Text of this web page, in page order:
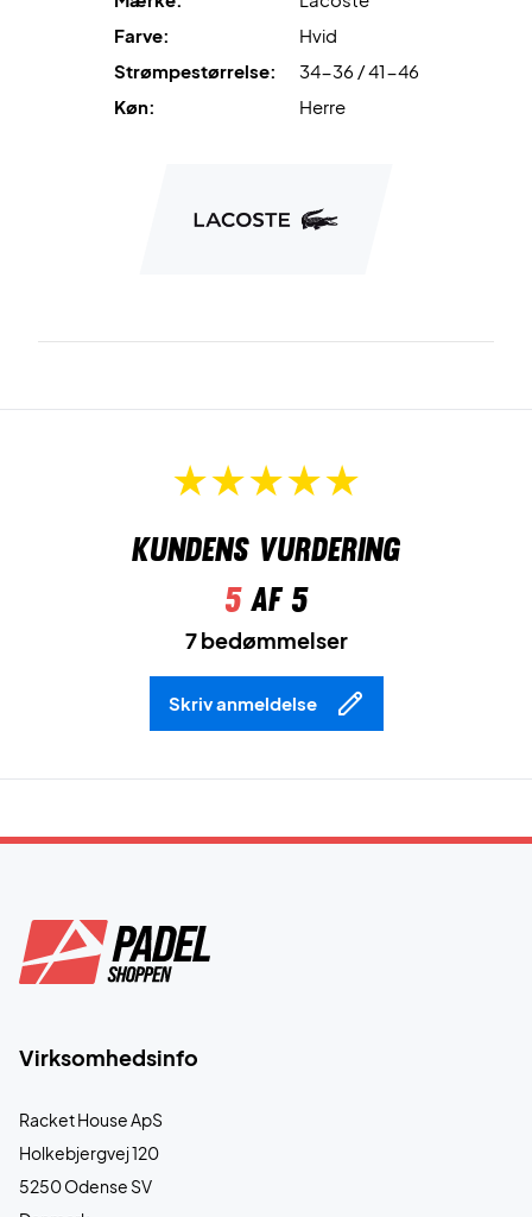
Farve:
Hvid
Strømpestørrelse:
34-36 / 41-46
Køn:
Herre
Kundens vurdering
5af 5
7 bedømmelser
Skriv anmeldelse
Virksomhedsinfo
Racket House ApS
Holkebjergvej 120
5250 Odense SV